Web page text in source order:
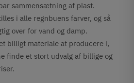
sammensætning af plast.
i alle regnbuens farver, og så
over for vand og damp.
billigt materiale at producere i,
finde et stort udvalg af billige og